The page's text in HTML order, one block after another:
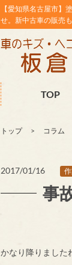
【愛知県名古屋市
せ。新中古車の販売
TOP
トップ コラム
2017/01/16
事
かなり降りました